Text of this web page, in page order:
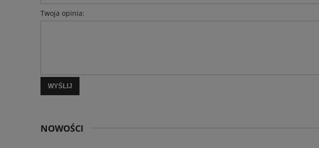
Twoja opinia:
WYŚLIJ
NOWOŚCI